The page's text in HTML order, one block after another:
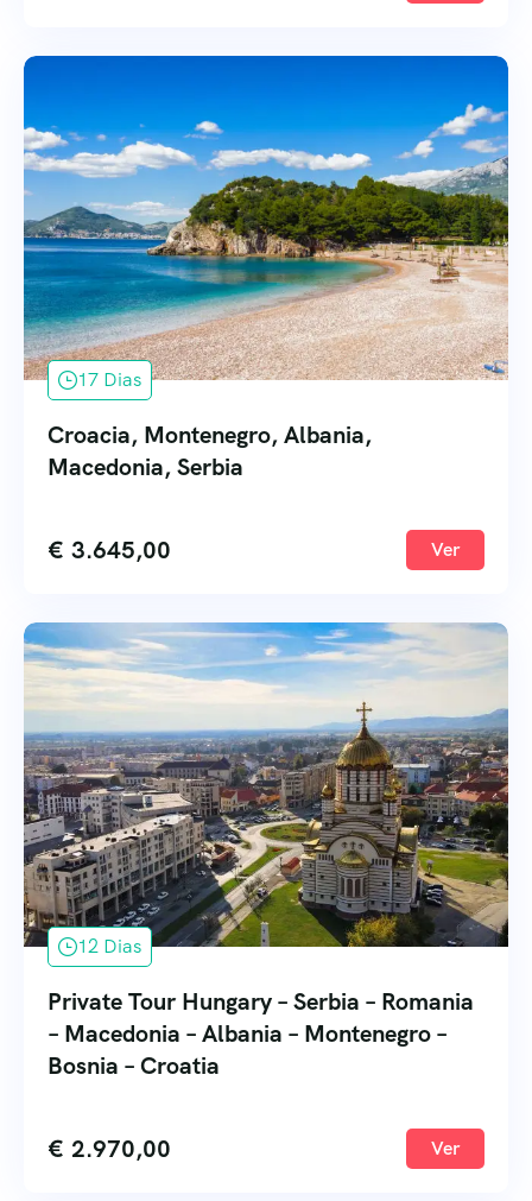
17 Dias
Croacia, Montenegro, Albania,
Macedonia, Serbia
€ 3.645,00 Ver
12 Dias
Private Tour Hungary – Serbia – Romania
– Macedonia – Albania – Montenegro –
Bosnia – Croatia
€ 2.970,00 Ver